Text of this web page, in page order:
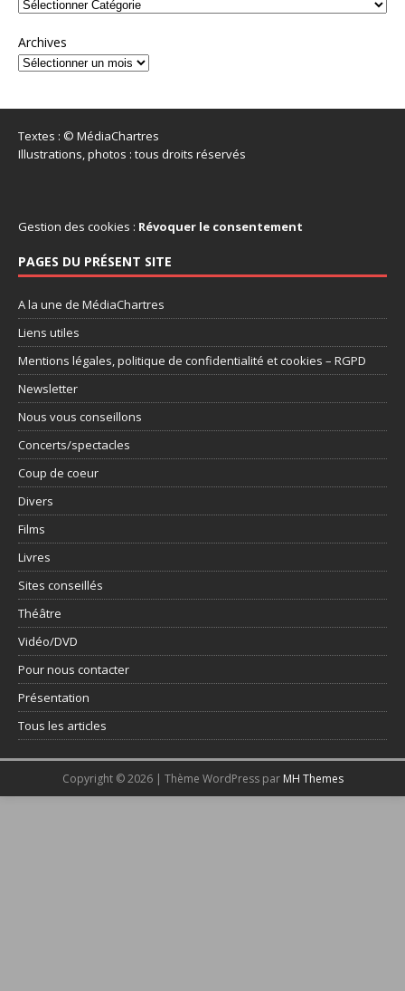
Archives
Textes : © MédiaChartres
Illustrations, photos : tous droits réservés
Gestion des cookies : Révoquer le consentement
PAGES DU PRÉSENT SITE
A la une de MédiaChartres
Liens utiles
Mentions légales, politique de confidentialité et cookies – RGPD
Newsletter
Nous vous conseillons
Concerts/spectacles
Coup de coeur
Divers
Films
Livres
Sites conseillés
Théâtre
Vidéo/DVD
Pour nous contacter
Présentation
Tous les articles
Copyright © 2026 | Thème WordPress par MH Themes